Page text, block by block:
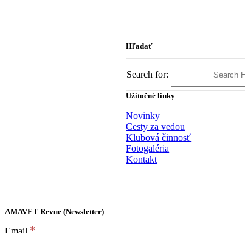
Hľadať
Search for:
Užitočné linky
Novinky
Cesty za vedou
Klubová činnosť
Fotogaléria
Kontakt
AMAVET Revue (Newsletter)
Email *